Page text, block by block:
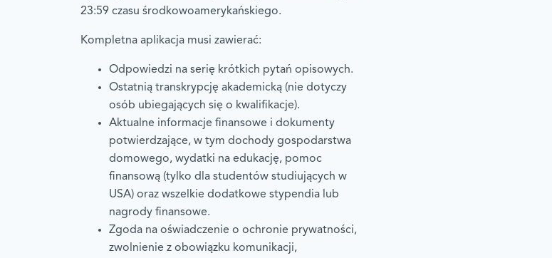
23:59 czasu środkowoamerykańskiego.
Kompletna aplikacja musi zawierać:
Odpowiedzi na serię krótkich pytań opisowych.
Ostatnią transkrypcję akademicką (nie dotyczy
osób ubiegających się o kwalifikacje).
Aktualne informacje finansowe i dokumenty
potwierdzające, w tym dochody gospodarstwa
domowego, wydatki na edukację, pomoc
finansową (tylko dla studentów studiujących w
USA) oraz wszelkie dodatkowe stypendia lub
nagrody finansowe.
Zgoda na oświadczenie o ochronie prywatności,
zwolnienie z obowiązku komunikacji,